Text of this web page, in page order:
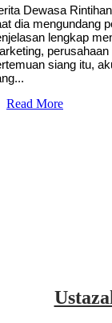
Dewasa
dia mengundang
lengkap
siang itu,
Read More